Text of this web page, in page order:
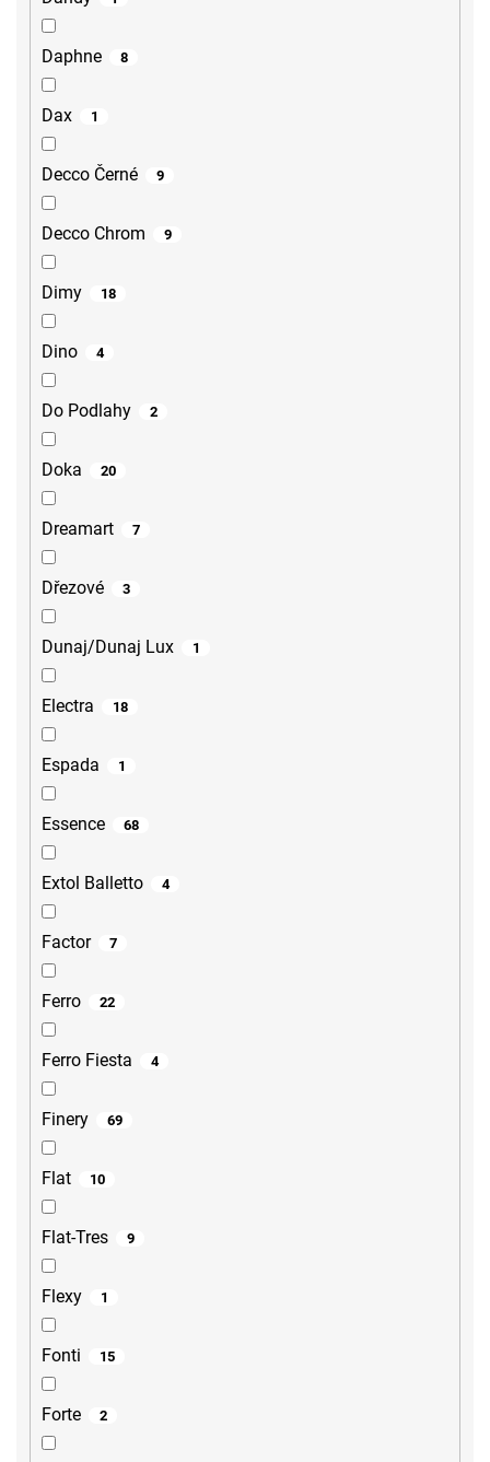
Daphne 8
Dax 1
Decco Černé 9
Decco Chrom 9
Dimy 18
Dino 4
Do Podlahy 2
Doka 20
Dreamart 7
Dřezové 3
Dunaj/Dunaj Lux 1
Electra 18
Espada 1
Essence 68
Extol Balletto 4
Factor 7
Ferro 22
Ferro Fiesta 4
Finery 69
Flat 10
Flat-Tres 9
Flexy 1
Fonti 15
Forte 2